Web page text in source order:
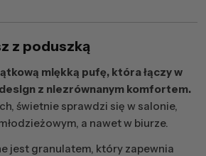
z poduszką
miękką pufę, która łączy w
z niezrównanym komfortem.
świetnie sprawdzi się w salonie,
a nawet w biurze.
jest granulatem, który zapewnia